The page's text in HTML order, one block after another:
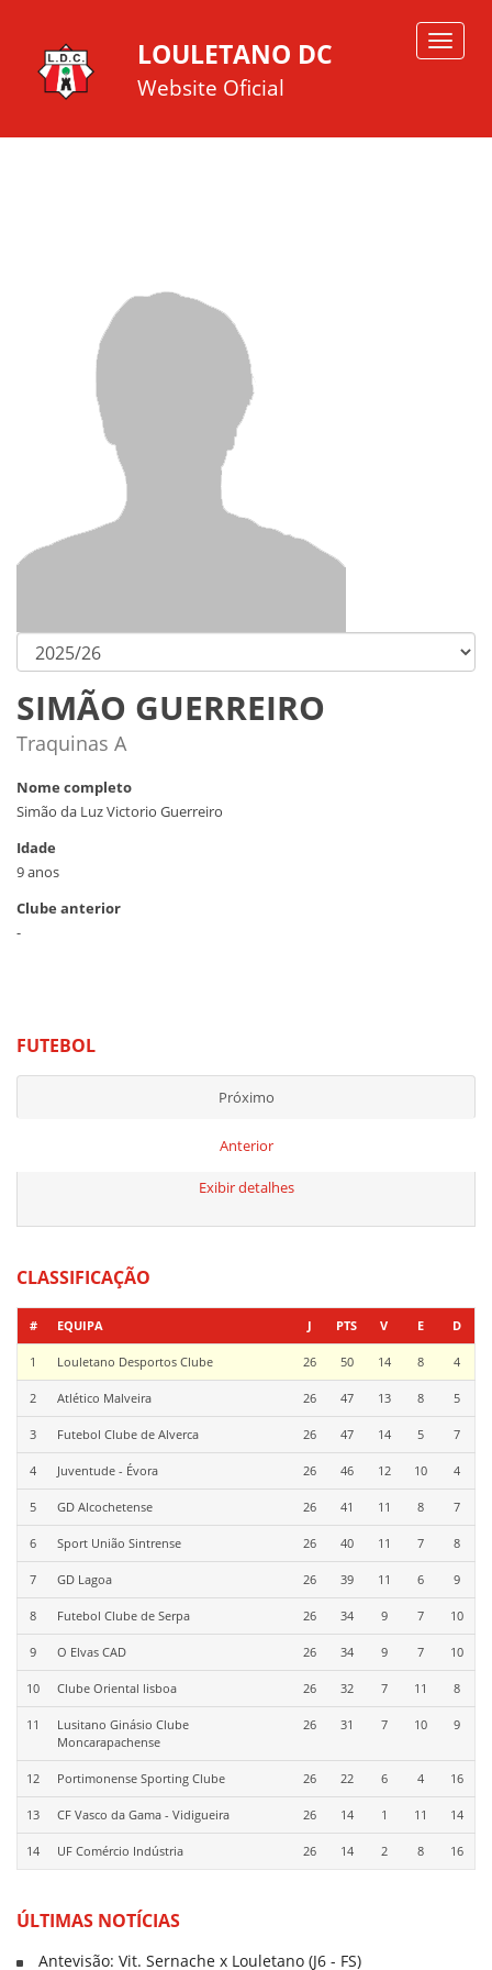
Toggle
LOULETANO DC
Website Oficial
SIMÃO GUERREIRO
Traquinas A
Nome completo
Simão da Luz Victorio Guerreiro
Idade
9 anos
Clube anterior
-
FUTEBOL
Próximo
Anterior
Exibir detalhes
CLASSIFICAÇÃO
# EQUIPA J PTS V E D
1 Louletano Desportos Clube 26 50 14 8 4
2 Atlético Malveira 26 47 13 8 5
3 Futebol Clube de Alverca 26 47 14 5 7
4 Juventude - Évora 26 46 12 10 4
5 GD Alcochetense 26 41 11 8 7
6 Sport União Sintrense 26 40 11 7 8
7 GD Lagoa 26 39 11 6 9
8 Futebol Clube de Serpa 26 34 9 7 10
9 O Elvas CAD 26 34 9 7 10
10 Clube Oriental lisboa 26 32 7 11 8
11
Lusitano Ginásio Clube
Moncarapachense
26 31 7 10 9
12 Portimonense Sporting Clube 26 22 6 4 16
13 CF Vasco da Gama - Vidigueira 26 14 1 11 14
14 UF Comércio Indústria 26 14 2 8 16
ÚLTIMAS NOTÍCIAS
Antevisão: Vit. Sernache x Louletano (J6 - FS)